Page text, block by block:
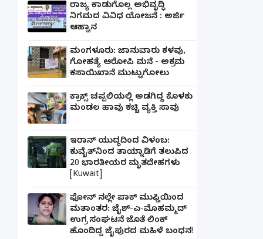
ರಾಜ್ಯ ಕಾಡುಗೊಲ್ಲ ಅಭಿವೃದ್ಧಿ
ನಿಗಮದ ವಿವಿಧ ಯೋಜನೆ : ಅರ್ಜಿ
ಆಹ್ವಾನ
ಮಂಗಳೂರು: ಜಾನುವಾರು ಕಳವು,
ಗೋಹತ್ಯೆ ಆರೋಪಿ ಮನೆ - ಅಕ್ರಮ
ಕಸಾಯಿಖಾನೆ ಮುಟ್ಟುಗೋಲು
ಕ್ರಾಕ್ಸ್ ಚಪ್ಪಲಿಯಲ್ಲಿ ಅಡಗಿದ್ದ ಕೊಳಕು
ಮಂಡಲ ಹಾವು ಕಚ್ಚಿ ವ್ಯಕ್ತಿ ಸಾವು
ಇರಾನ್ ಯುದ್ಧದಿಂದ ವಿಳಂಬ:
ಕುವೈತ್‌ನಿಂದ ತಾಯ್ನಾಡಿಗೆ ತಲುಪಿದ
20 ಭಾರತೀಯರ ಮೃತದೇಹಗಳು
[Kuwait]
ಫೋನ್ ನಲ್ಲೇ ಪಾಕ್ ಮುಫ್ತಿಯಿಂದ
ಮತಾಂತರ: ಜೈಶ್-ಎ-ಮೊಹಮ್ಮದ್
ಉಗ್ರ ಸಂಘಟನೆ ಜೊತೆ ಲಿಂಕ್
ಹೊಂದಿದ್ದ ಜೈಪುರದ ಮಹಿಳೆ ಬಂಧನ!